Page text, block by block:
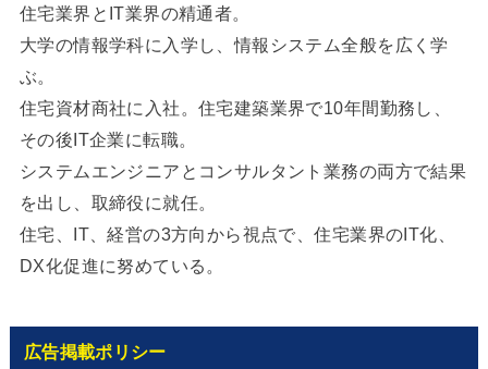
住宅業界とIT業界の精通者。
大学の情報学科に入学し、情報システム全般を広く学
ぶ。
住宅資材商社に入社。住宅建築業界で10年間勤務し、
その後IT企業に転職。
システムエンジニアとコンサルタント業務の両方で結果
を出し、取締役に就任。
住宅、IT、経営の3方向から視点で、住宅業界のIT化、
DX化促進に努めている。
広告掲載ポリシー